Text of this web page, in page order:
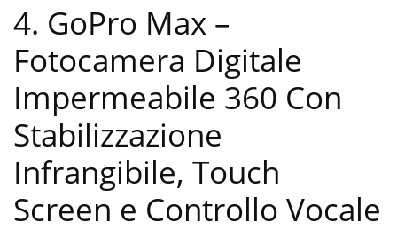
4. GoPro Max –
Fotocamera Digitale
Impermeabile 360 ​​Con
Stabilizzazione
Infrangibile, Touch
Screen e Controllo Vocale